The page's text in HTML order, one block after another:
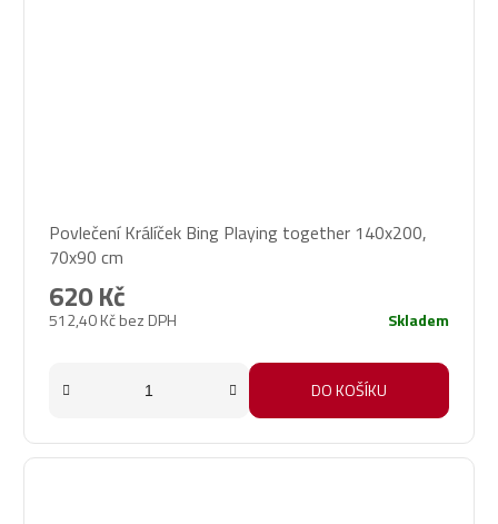
Povlečení Králíček Bing Playing together 140x200,
70x90 cm
512,40 Kč bez DPH
620 Kč
Skladem
DO KOŠÍKU